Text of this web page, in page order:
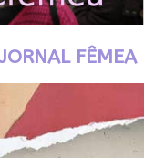
FÊMEA